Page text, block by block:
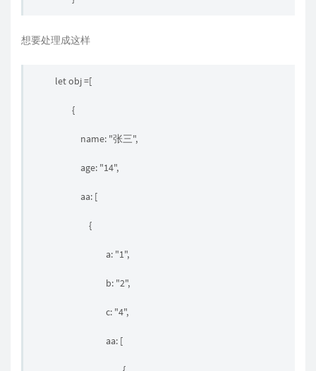
想要处理成这样
let obj =[
{
name: "张三",
age: "14",
aa: [
{
a: "1",
b: "2",
c: "4",
aa: [